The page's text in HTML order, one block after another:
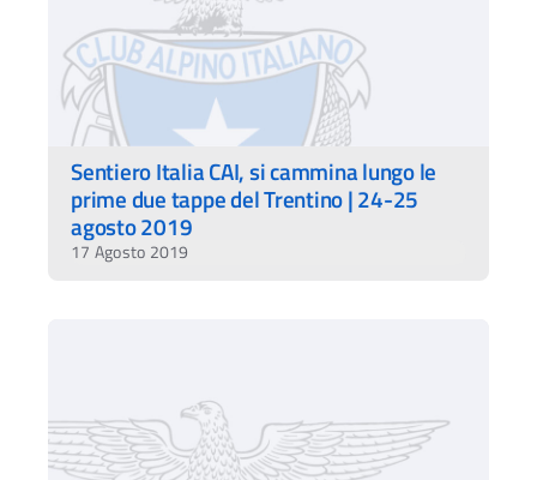
Sentiero Italia CAI, si cammina lungo le
prime due tappe del Trentino | 24-25
agosto 2019
17 Agosto 2019